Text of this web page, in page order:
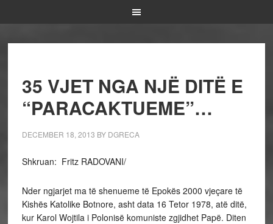
35 VJET NGA NJË DITË E
“PARACAKTUEME”…
DECEMBER 18, 2013 BY DGRECA
Shkruan: Fritz RADOVANI/
Nder ngjarjet ma të shenueme të Epokës 2000 vjeçare të
Kishës Katolike Botnore, asht data 16 Tetor 1978, atë ditë,
kur Karol Wojtila i Polonisë komuniste zgjidhet Papë. Diten